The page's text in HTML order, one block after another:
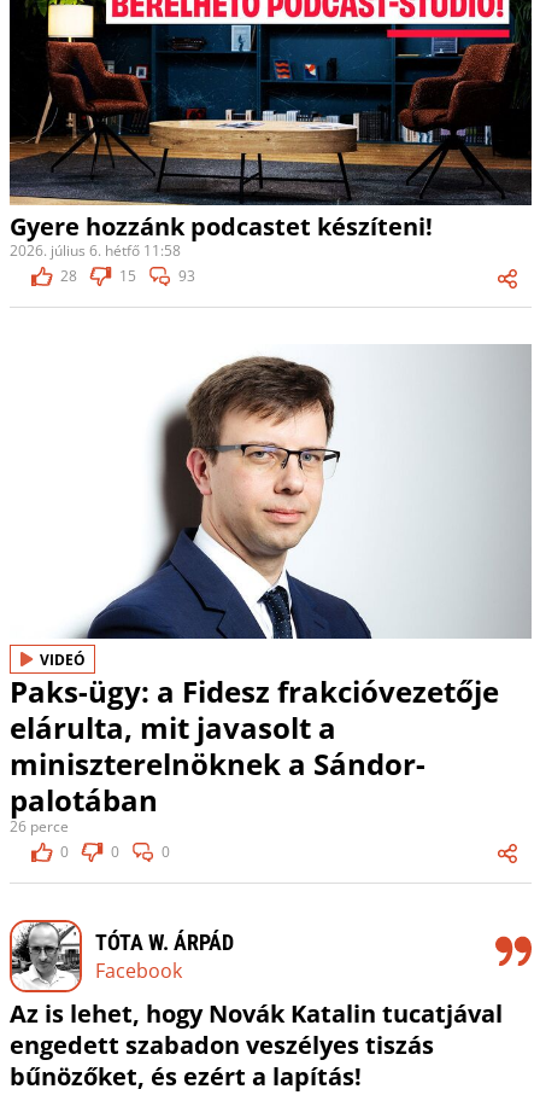
Gyere hozzánk podcastet készíteni!
2026. július 6. hétfő 11:58
28
15 93
VIDEÓ
Paks-ügy: a Fidesz frakcióvezetője
elárulta, mit javasolt a
miniszterelnöknek a Sándor-
palotában
26 perce
0
0 0
TÓTA W. ÁRPÁD
Facebook
Az is lehet, hogy Novák Katalin tucatjával
engedett szabadon veszélyes tiszás
bűnözőket, és ezért a lapítás!